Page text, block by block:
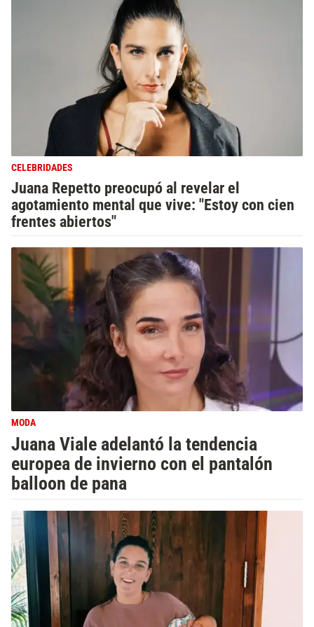
CELEBRIDADES
Juana Repetto preocupó al revelar el
agotamiento mental que vive: "Estoy con cien
frentes abiertos"
MODA
Juana Viale adelantó la tendencia
europea de invierno con el pantalón
balloon de pana